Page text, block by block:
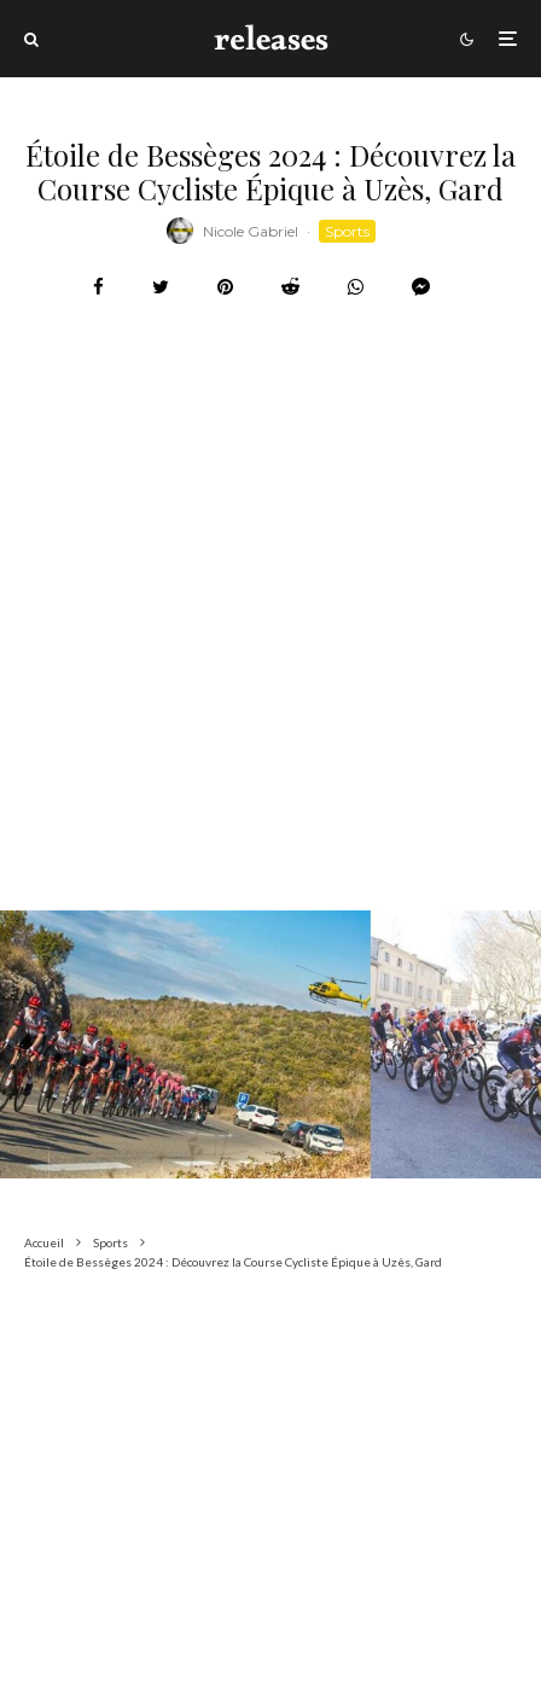
Étoile de Bessèges 2024 : Découvrez la
Course Cycliste Épique à Uzès, Gard
Nicole Gabriel · Sports
Accueil
Sports
Étoile de Bessèges 2024 : Découvrez la Course Cycliste Épique à Uzès, Gard